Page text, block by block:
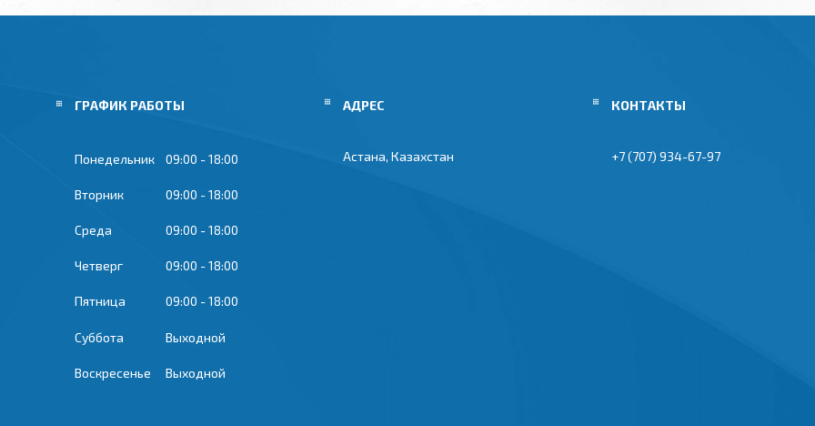
ГРАФИК РАБОТЫ
Понедельник 09:00 18:00
Вторник 09:00 18:00
Среда 09:00 18:00
Четверг 09:00 18:00
Пятница 09:00 18:00
Суббота Выходной
Воскресенье Выходной
Астана, Казахстан +7 (707) 934-67-97